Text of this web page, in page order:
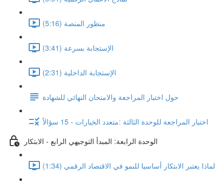
منظور المنصة (5:16)
الإستجابة بسرعة (3:41)
الإستجابة الداخلية (2:31)
حول اختبار المراجعة والامتحان النهائي للشهادة
اختبار المراجعة للوحدة الثالثة :متعدد الخيارات - 15 سؤالاً
الوحدة الرابعة: المبدأ التوجيهي الرابع - الابتكار
لماذا يعتبر الابتكار أساسيا للنمو في الاقتصاد الرقمي (1:34)